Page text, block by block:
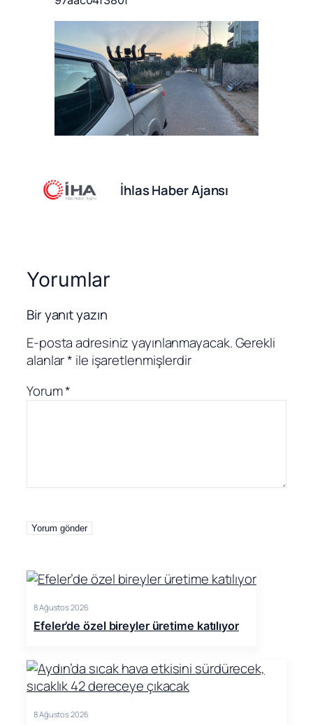
İhlas Haber Ajansı
Yorumlar
Bir yanıt yazın
E-posta adresiniz yayınlanmayacak.Gerekli
alanlar* ile işaretlenmişlerdir
Yorum*
8 Ağustos 2026
Efeler’de özel bireyler üretime katılıyor
8 Ağustos 2026